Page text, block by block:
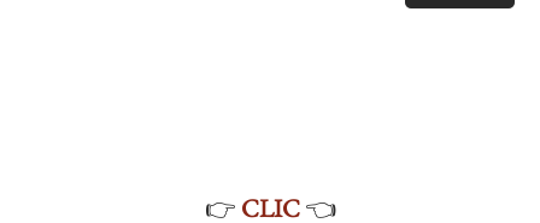
👉 CLIC👈